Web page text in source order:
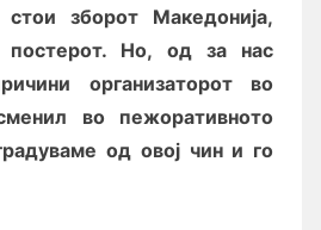
зборот Македонија,
Но, од за нас
организаторот во
во пежоративното
од овој чин и го